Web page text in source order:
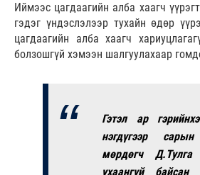
Иймээс цагдаагийн алба хаагч
гэдэг үндэслэлээр тухайн өдөр
цагдаагийн алба хаагч
болзошгүй хэмээн шалгуулахаар
Гэтэл ар
нэгдүгээр
мөрдөгч
ухаангүй байсан